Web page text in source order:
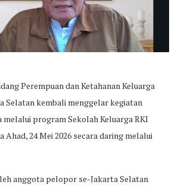
Perempuan dan Ketahanan Keluarga
Selatan kembali menggelar kegiatan
melalui program Sekolah Keluarga RKI
Ahad, 24 Mei 2026 secara daring melalui
anggota pelopor se-Jakarta Selatan